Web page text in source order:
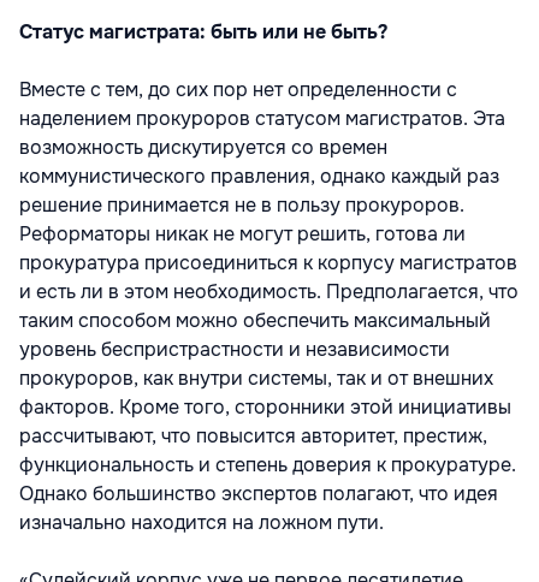
Статус магистрата: быть или не быть?
Вместе с тем, до сих пор нет определенности с
наделением прокуроров статусом магистратов. Эта
возможность дискутируется со времен
коммунистического правления, однако каждый раз
решение принимается не в пользу прокуроров.
Реформаторы никак не могут решить, готова ли
прокуратура присоединиться к корпусу магистратов
и есть ли в этом необходимость. Предполагается, что
таким способом можно обеспечить максимальный
уровень беспристрастности и независимости
прокуроров, как внутри системы, так и от внешних
факторов. Кроме того, сторонники этой инициативы
рассчитывают, что повысится авторитет, престиж,
функциональность и степень доверия к прокуратуре.
Однако большинство экспертов полагают, что идея
изначально находится на ложном пути.